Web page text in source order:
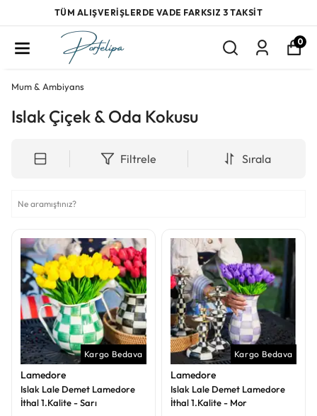
TÜM ALIŞVERİŞLERDE VADE FARKSIZ 3 TAKSİT
0
Mum & Ambiyans
Islak Çiçek & Oda Kokusu
Filtrele Sırala
Kargo Bedava
Lamedore
Islak Lale Demet Lamedore
İthal 1.Kalite - Sarı
Kargo Bedava
Lamedore
Islak Lale Demet Lamedore
İthal 1.Kalite - Mor